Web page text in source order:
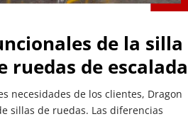
de la silla
ruedas de escalada
necesidades de los clientes, Dragon
sillas de ruedas. Las diferencias